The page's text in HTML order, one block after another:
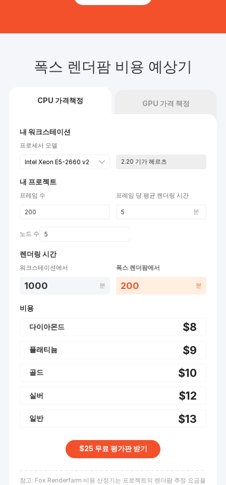
폭스 렌더팜 비용 예상기
CPU 가격책정 GPU 가격 책정
내 워크스테이션
프로세서 모델
2.20 기가 헤르츠
내 프로젝트
프레임 수 프레임 당 평균 렌더링 시간
분
노드 수
렌더링 시간
워크스테이션에서
1000 분
폭스 렌더팜에서
200 분
비용
다이아몬드 $8
플래티늄 $9
골드 $10
실버 $12
일반 $13
$25 무료 평가판 받기
참고: Fox Renderfarm 비용 산정기는 프로젝트의 렌더팜 추정 요금을